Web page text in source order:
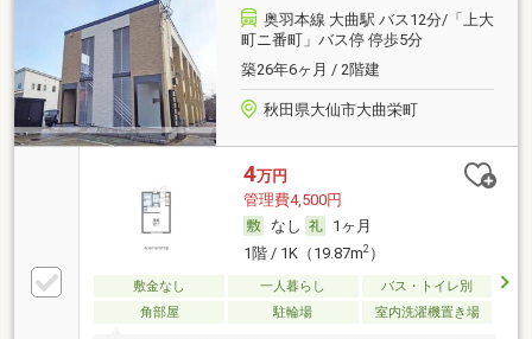
奥羽本線 大曲駅 バス12分/「上大
町ニ番町」バス停 停歩5分
築26年6ヶ月 / 2階建
秋田県大仙市大曲栄町
4万円
管理費4,500円
なし
1ヶ月
1階 / 1K（19.87m2）
敷金なし 一人暮らし
バス・トイレ別
角部屋
駐輪場 室内洗濯機置き場